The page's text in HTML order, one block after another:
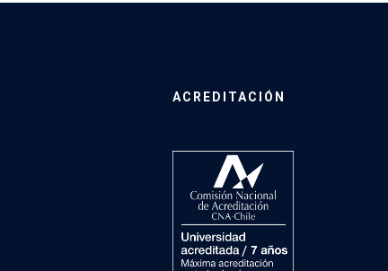
ACREDITACIÓN